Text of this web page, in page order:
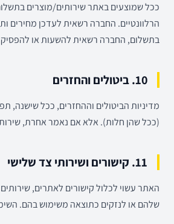
ככל שמוצעים באתר שירותים/מוצרים
הרלוונטיים. החברה רשאית לעדכן מחירים
בתשלום, החברה רשאית להשעות או להפסיק
10. ביטולים והחזרים
מדיניות הביטולים וההחזרים, ככל שישנה,
(ככל שהן חלות). אלא אם נאמר אחרת,
11. קישורים ושירותי צד שלישי
האתר עשוי לכלול קישורים לאתרים,
שלהם או לנזקים כתוצאה משימוש בהם.